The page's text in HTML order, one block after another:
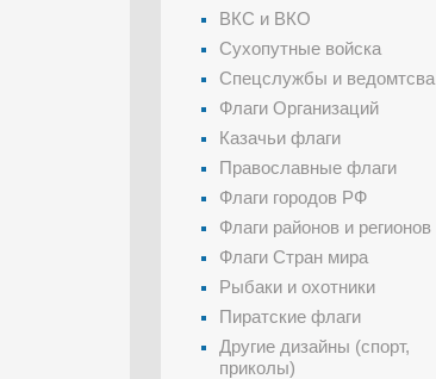
ВКС и ВКО
Сухопутные войска
Спецслужбы и ведомтсва
Флаги Организаций
Казачьи флаги
Православные флаги
Флаги городов РФ
Флаги районов и регионов
Флаги Стран мира
Рыбаки и охотники
Пиратские флаги
Другие дизайны (спорт,
приколы)